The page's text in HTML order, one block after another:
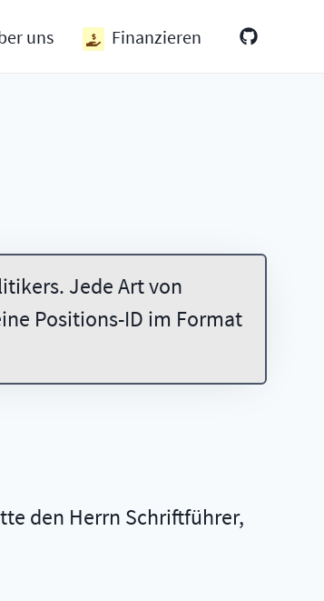
uns Finanzieren
Jede Art von
Positions-ID im Format
den Herrn Schriftführer,